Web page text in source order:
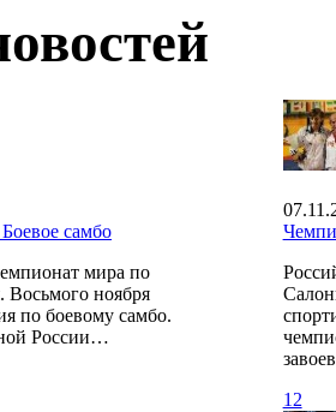
самбо
мира по
Восьмого ноября
по боевому самбо.
России…
12